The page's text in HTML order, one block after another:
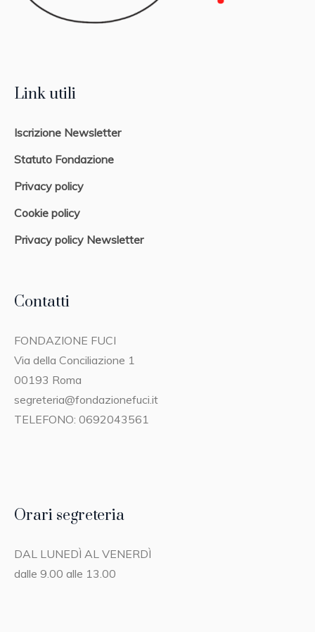
Link utili
Iscrizione Newsletter
Statuto Fondazione
Privacy policy
Cookie policy
Privacy policy Newsletter
Contatti
FONDAZIONE FUCI
Via della Conciliazione 1
00193 Roma
segreteria@fondazionefuci.it
TELEFONO: 0692043561
Orari segreteria
DAL LUNEDÌ AL VENERDÌ
dalle 9.00 alle 13.00